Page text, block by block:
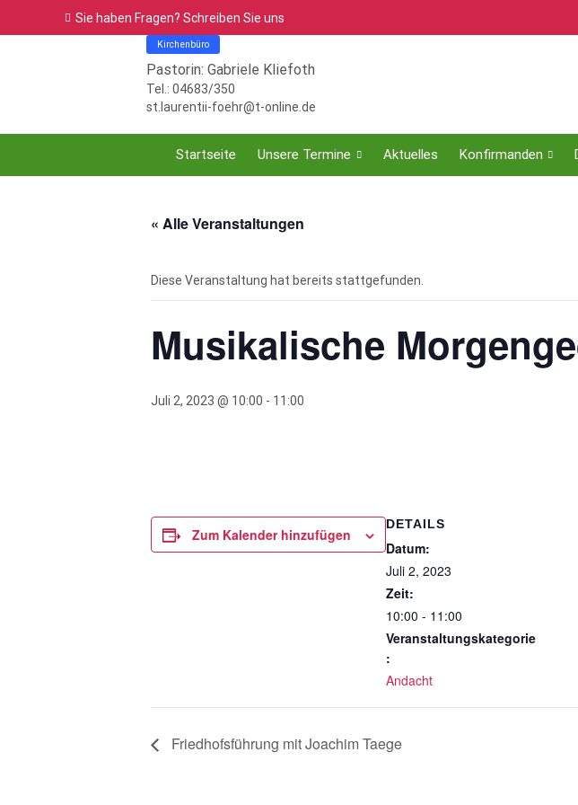
Sie haben Fragen? Schreiben Sie uns
Kirchenbüro
Pastorin: Gabriele Kliefoth
Tel.: 04683/350
st.laurentii-foehr@t-online.de
Startseite Unsere Termine Aktuelles Konfirmanden
« Alle Veranstaltungen
Diese Veranstaltung hat bereits stattgefunden.
Musikalische
Juli 2, 2023 @ 10:00 - 11:00
Zum Kalender hinzufügen
DETAILS
Datum:
Juli 2, 2023
Zeit:
10:00 - 11:00
Veranstaltungskategorie
:
Andacht
Friedhofsführung mit Joachim Taege